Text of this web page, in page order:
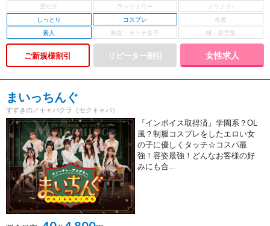
しっとり
コスプレ
素人
ご新規様割引 女性求人
まいっちんぐ
すすきの／キャバクラ（セクキャバ）
『インボイス取得済』学園系？OL
風？制服コスプレをしたエロい女
の子に優しくタッチ☆コスパ最
強！容姿最強！どんなお客様の好
みにも合…